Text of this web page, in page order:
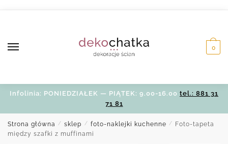
0
Infolinia: PONIEDZIAŁEK — PIĄTEK: 9.00-16.00 tel.: 881 31
71 81
Strona główna / sklep / foto-naklejki kuchenne /
Foto-tapeta
między szafki z muffinami